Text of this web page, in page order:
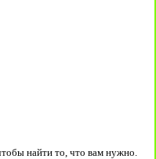
найти то, что вам нужно.